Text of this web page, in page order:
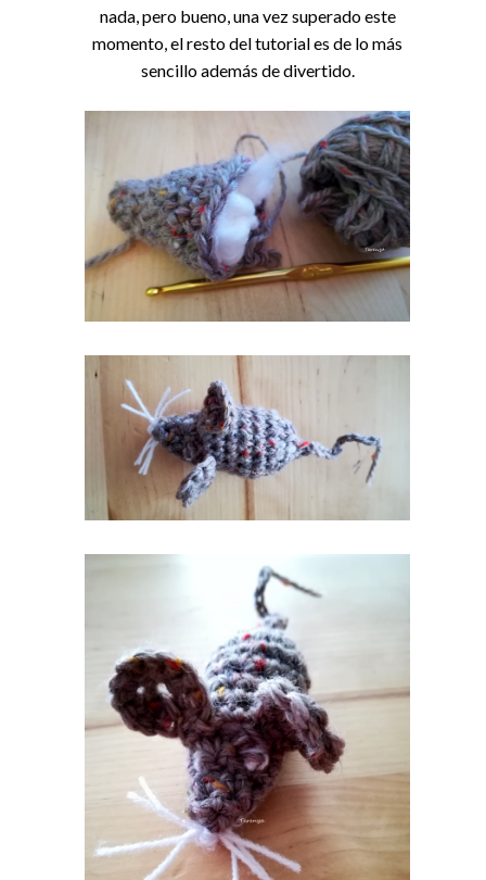
nada, pero bueno, una vez superado este
momento, el resto del tutorial es de lo más
sencillo además de divertido.